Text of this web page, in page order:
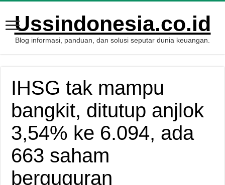
Ussindonesia.co.id
Blog informasi, panduan, dan solusi seputar dunia keuangan.
IHSG tak mampu
bangkit, ditutup anjlok
3,54% ke 6.094, ada
663 saham
berguguran